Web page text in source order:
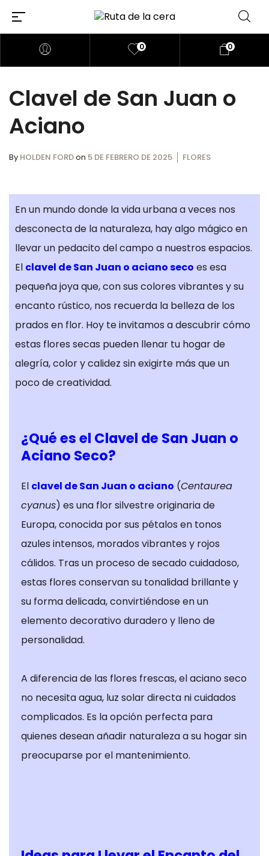
0 0
Clavel de San Juan o
Aciano
By HOLDEN FORDon 5 DE FEBRERO DE 2025 FLORES
En un mundo donde la vida urbana a veces nos
desconecta de la naturaleza, hay algo mágico en
llevar un pedacito del campo a nuestros espacios.
El clavel de San Juan o aciano seco es esa
pequeña joya que, con sus colores vibrantes y su
encanto rústico, nos recuerda la belleza de los
prados en flor. Hoy te invitamos a descubrir cómo
estas flores secas pueden llenar tu hogar de
alegría, color y calidez sin exigirte más que un
poco de creatividad.
¿Qué es el Clavel de San Juan o
Aciano Seco?
El clavel de San Juan o aciano (Centaurea
cyanus) es una flor silvestre originaria de
Europa, conocida por sus pétalos en tonos
azules intensos, morados vibrantes y rojos
cálidos. Tras un proceso de secado cuidadoso,
estas flores conservan su tonalidad brillante y
su forma delicada, convirtiéndose en un
elemento decorativo duradero y lleno de
personalidad.
A diferencia de las flores frescas, el aciano seco
no necesita agua, luz solar directa ni cuidados
complicados. Es la opción perfecta para
quienes desean añadir naturaleza a su hogar sin
preocuparse por el mantenimiento.